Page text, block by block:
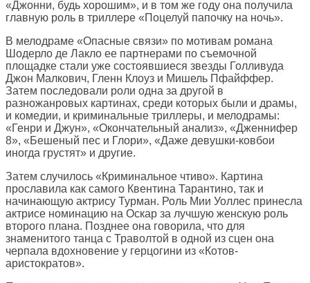
«Джонни, будь хорошим», и в том же году она получила
главную роль в триллере «Поцелуй папочку на ночь».
В мелодраме «Опасные связи» по мотивам романа
Шодерло де Лакло ее партнерами по съемочной
площадке стали уже состоявшиеся звезды Голливуда
Джон Малкович, Гленн Клоуз и Мишель Пфайффер.
Затем последовали роли одна за другой в
разножанровых картинах, среди которых были и драмы,
и комедии, и криминальные триллеры, и мелодрамы:
«Генри и Джун», «Окончательный анализ», «Дженнифер
8», «Бешеный пес и Глори», «Даже девушки-ковбои
иногда грустят» и другие.
Затем случилось «Криминальное чтиво». Картина
прославила как самого Квентина Тарантино, так и
начинающую актрису Турман. Роль Мии Уоллес принесла
актрисе номинацию на Оскар за лучшую женскую роль
второго плана. Позднее она говорила, что для
знаменитого танца с Траволтой в одной из сцен она
черпала вдохновение у герцогини из «Котов-
аристократов».